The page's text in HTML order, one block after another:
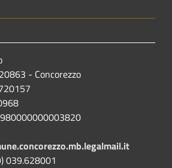
- Concorezzo
039.628001